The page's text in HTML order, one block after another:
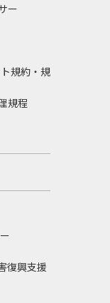
ー
規約・規
規程
復興支援